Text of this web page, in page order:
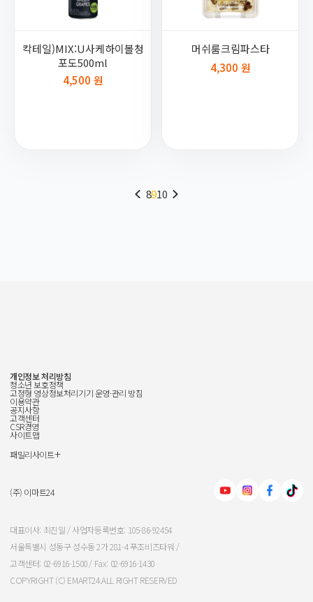
칵테일)MIX:U사케하이볼청
포도500ml
4,500 원
머쉬룸크림파스타
4,300 원
8910
개인정보 처리방침
청소년 보호정책
고정형 영상정보처리기기 운영·관리 방침
이용약관
공지사항
고객센터
CSR경영
사이트맵
패밀리사이트+
신세계그룹
신세계백화점
이마트
신세계인터내셔날
신세계푸드
(주) 이마트24
대표이사: 최진일 / 사업자등록번호: 105-86-92454
서울특별시 성동구 성수동 2가 281-4 푸조비즈타워 /
고객센터: 02-6916-1500 / Fax: 02-6916-1430
COPYRIGHT (C) EMART24.ALL RIGHT RESERVED